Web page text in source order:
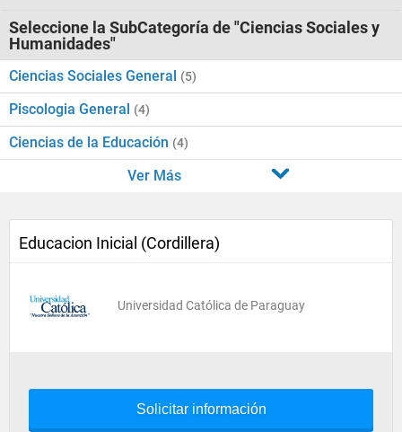
Seleccione la SubCategoría de "Ciencias Sociales y
Humanidades"
Ciencias Sociales General (5)
Piscologia General (4)
Ciencias de la Educación (4)
Ver Más
Educacion Inicial (Cordillera)
Universidad Católica de Paraguay
Solicitar información